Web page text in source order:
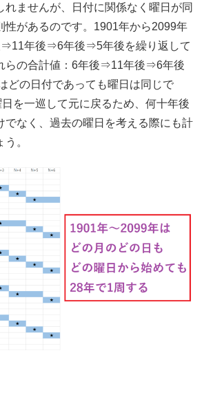
れませんが、日付に関係なく曜日が同
性があるのです。1901年から2099年
⇒11年後⇒6年後⇒5年後を繰り返して
らの合計値：6年後⇒11年後⇒6年後
どの日付であっても曜日は同じで
を一巡して元に戻るため、何十年後
でなく、過去の曜日を考える際にも計
。